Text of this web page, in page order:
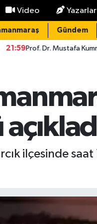
Video Yazarlar
Gündem
Kumral: "Bu
ilçesinde